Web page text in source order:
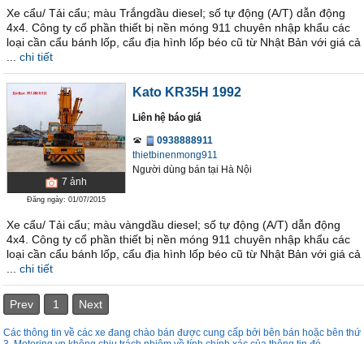
Xe cẩu/ Tải cẩu; màu Trắngdầu diesel; số tự động (A/T) dẫn động
4x4. Công ty cổ phần thiết bị nền móng 911 chuyên nhập khẩu các
loại cần cẩu bánh lốp, cẩu địa hình lốp béo cũ từ Nhật Bản với giá cả
chi tiết
7 ảnh
Đăng ngày: 01/07/2015
Kato KR35H 1992
Liên hệ báo giá
0938888911
thietbinenmong911
Người dùng bán tại Hà Nội
Xe cẩu/ Tải cẩu; màu vàngdầu diesel; số tự động (A/T) dẫn động
4x4. Công ty cổ phần thiết bị nền móng 911 chuyên nhập khẩu các
loại cần cẩu bánh lốp, cẩu địa hình lốp béo cũ từ Nhật Bản với giá cả
chi tiết
Prev 1 Next
Các thông tin về các xe đang chào bán được cung cấp bởi bên bán hoặc bên thứ